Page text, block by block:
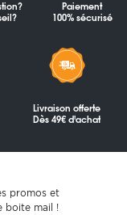
Paiement
100% sécurisé
Livraison offerte
Dès 49€ d'achat
promos et
boite mail !